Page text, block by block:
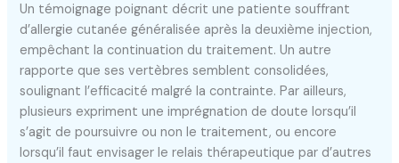
Un témoignage poignant décrit une patiente souffrant
d’allergie cutanée généralisée après la deuxième injection,
empêchant la continuation du traitement. Un autre
rapporte que ses vertèbres semblent consolidées,
soulignant l’efficacité malgré la contrainte. Par ailleurs,
plusieurs expriment une imprégnation de doute lorsqu’il
s’agit de poursuivre ou non le traitement, ou encore
lorsqu’il faut envisager le relais thérapeutique par d’autres